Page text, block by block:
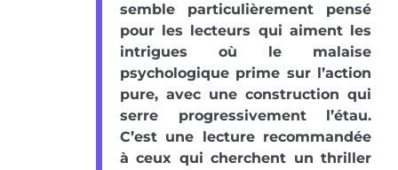
semble particulièrement pensé
pour les lecteurs qui aiment les
intrigues où le malaise
psychologique prime sur l’action
pure, avec une construction qui
serre progressivement l’étau.
C’est une lecture recommandée
à ceux qui cherchent un thriller